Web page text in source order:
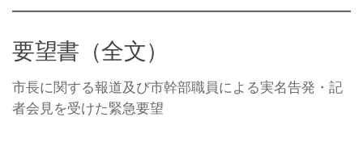
要望書（全文）
市長に関する報道及び市幹部職員による実名告発・記
者会見を受けた緊急要望